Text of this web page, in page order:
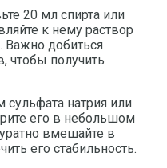
20 мл спирта или
к нему раствор
Важно добиться
чтобы получить
натрия или
его в небольшом
вмешайте в
его стабильность.